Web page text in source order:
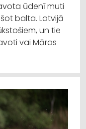
ūdenī muti
balta. Latvijā
un tie
vai Māras